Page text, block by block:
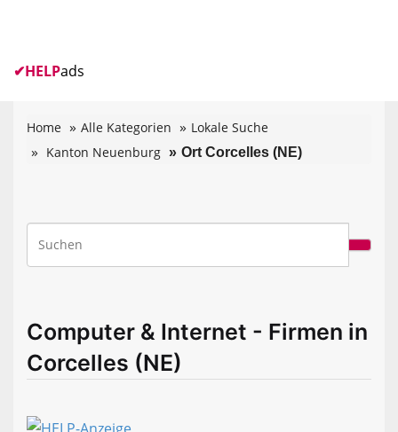
✔HELPads
Home Alle Kategorien
Lokale Suche
Kanton Neuenburg
Ort Corcelles (NE)
Computer & Internet - Firmen in
Corcelles (NE)